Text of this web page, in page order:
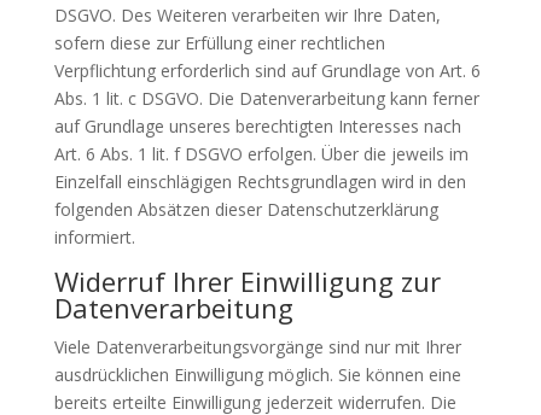
DSGVO. Des Weiteren verarbeiten wir Ihre Daten,
sofern diese zur Erfüllung einer rechtlichen
Verpflichtung erforderlich sind auf Grundlage von Art. 6
Abs. 1 lit. c DSGVO. Die Datenverarbeitung kann ferner
auf Grundlage unseres berechtigten Interesses nach
Art. 6 Abs. 1 lit. f DSGVO erfolgen. Über die jeweils im
Einzelfall einschlägigen Rechtsgrundlagen wird in den
folgenden Absätzen dieser Datenschutzerklärung
informiert.
Widerruf Ihrer Einwilligung zur
Datenverarbeitung
Viele Datenverarbeitungsvorgänge sind nur mit Ihrer
ausdrücklichen Einwilligung möglich. Sie können eine
bereits erteilte Einwilligung jederzeit widerrufen. Die